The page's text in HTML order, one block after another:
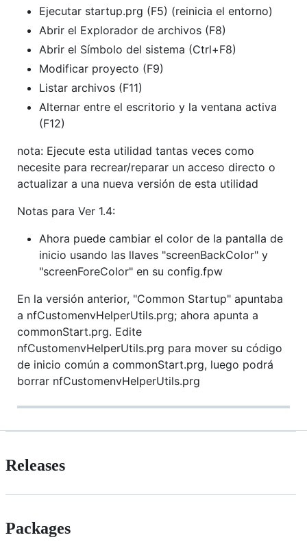
Ejecutar startup.prg (F5) (reinicia el entorno)
Abrir el Explorador de archivos (F8)
Abrir el Símbolo del sistema (Ctrl+F8)
Modificar proyecto (F9)
Listar archivos (F11)
Alternar entre el escritorio y la ventana activa
(F12)
nota: Ejecute esta utilidad tantas veces como
necesite para recrear/reparar un acceso directo o
actualizar a una nueva versión de esta utilidad
Notas para Ver 1.4:
Ahora puede cambiar el color de la pantalla de
inicio usando las llaves "screenBackColor" y
"screenForeColor" en su config.fpw
En la versión anterior, "Common Startup" apuntaba
a nfCustomenvHelperUtils.prg; ahora apunta a
commonStart.prg. Edite
nfCustomenvHelperUtils.prg para mover su código
de inicio común a commonStart.prg, luego podrá
borrar nfCustomenvHelperUtils.prg
Releases
Packages